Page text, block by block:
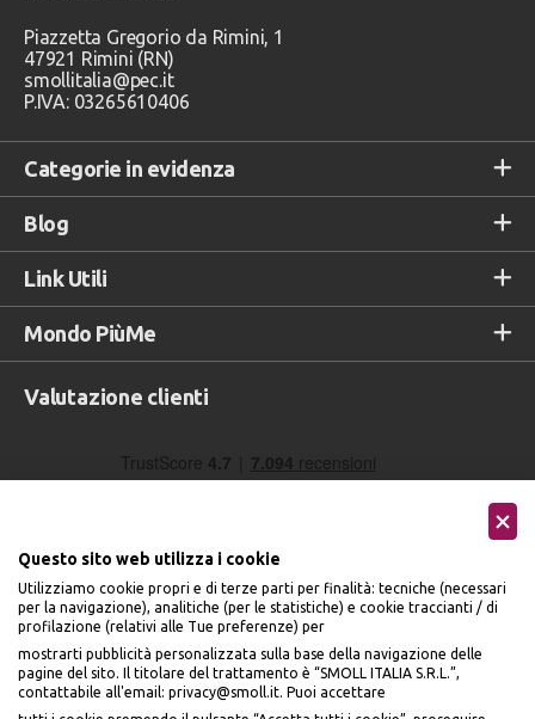
Categorie in evidenza
Blog
Link Utili
Mondo PiùMe
Piazzetta Gregorio da Rimini, 1
47921 Rimini (RN)
smollitalia@pec.it
P.IVA: 03265610406
Valutazione clienti
Seguici sui social
Questo sito web utilizza i cookie
Utilizziamo cookie propri e di terze parti per finalità: tecniche (necessari
per la navigazione), analitiche (per le statistiche) e cookie traccianti / di
profilazione (relativi alle Tue preferenze) per
mostrarti pubblicità personalizzata sulla base della navigazione delle
pagine del sito. Il titolare del trattamento è “SMOLL ITALIA S.R.L.”,
contattabile all'email: privacy@smoll.it. Puoi accettare